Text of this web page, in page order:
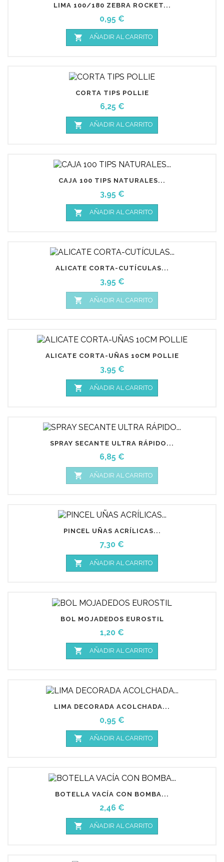
LIMA 100/180 ZEBRA ROCKET...
Precio
0,95 €
 AÑADIR AL CARRITO
CORTA TIPS POLLIE
Precio
6,25 €
 AÑADIR AL CARRITO
CAJA 100 TIPS NATURALES...
Precio
3,95 €
 AÑADIR AL CARRITO
ALICATE CORTA-CUTÍCULAS...
Precio
3,95 €
 AÑADIR AL CARRITO
ALICATE CORTA-UÑAS 10CM POLLIE
Precio
3,95 €
 AÑADIR AL CARRITO
SPRAY SECANTE ULTRA RÁPIDO...
Precio
6,85 €
 AÑADIR AL CARRITO
PINCEL UÑAS ACRÍLICAS...
Precio
7,30 €
 AÑADIR AL CARRITO
BOL MOJADEDOS EUROSTIL
Precio
1,20 €
 AÑADIR AL CARRITO
LIMA DECORADA ACOLCHADA...
Precio
0,95 €
 AÑADIR AL CARRITO
BOTELLA VACÍA CON BOMBA...
Precio
2,46 €
 AÑADIR AL CARRITO